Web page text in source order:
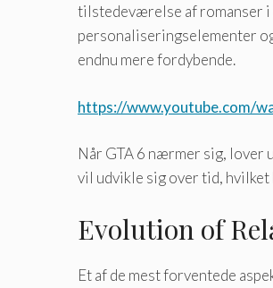
tilstedeværelse af romanser
personaliseringselementer
endnu mere fordybende.
https://www.youtube.com/
Når GTA 6 nærmer sig, lover
vil udvikle sig over tid,
Evolution of
Et af de mest forventede